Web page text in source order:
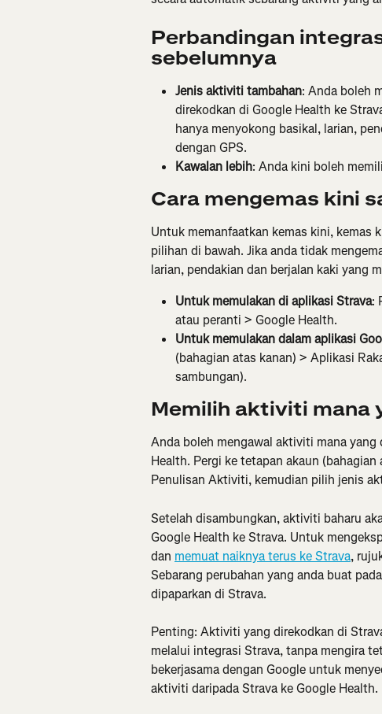
Perbandingan
sebelumnya
Jenis aktiviti tambahan: Anda boleh
direkodkan di Google Health ke
hanya menyokong basikal, larian,
dengan GPS.
Kawalan lebih: Anda kini boleh
Cara mengemas kini
Untuk memanfaatkan kemas kini, kemas
pilihan di bawah. Jika anda tidak
larian, pendakian dan berjalan kaki yang
Untuk memulakan di aplikasi Strava:
atau peranti > Google Health.
Untuk memulakan dalam aplikasi
(bahagian atas kanan) > Aplikasi
sambungan).
Memilih aktiviti mana
Anda boleh mengawal aktiviti mana yang
Health. Pergi ke tetapan akaun
Penulisan Aktiviti, kemudian pilih jenis
Setelah disambungkan, aktiviti baharu
Google Health ke Strava. Untuk
dan memuat naiknya terus ke Strava,
Sebarang perubahan yang anda buat
dipaparkan di Strava.
Penting: Aktiviti yang direkodkan di
melalui integrasi Strava, tanpa mengira
bekerjasama dengan Google untuk
aktiviti daripada Strava ke Google Health.